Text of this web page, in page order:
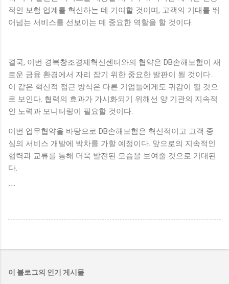
적인 보험 업계를 혁신하는 데 기여할 것이며, 고객의 기대를 뛰
어넘는 서비스를 선보이는 데 중요한 역할을 할 것이다.
결국, 이번 경북창조경제혁신센터와의 협약은 DB손해보험이 새
로운 금융 환경에서 자리 잡기 위한 중요한 발판이 될 것이다.
이 같은 혁신적 접근 방식은 다른 기업들에게도 귀감이 될 것으
로 보인다. 협력의 효과가 가시화되기 위해선 양 기관의 지속적
인 노력과 모니터링이 필요할 것이다.
이번 업무협약을 바탕으로 DB손해보험은 혁신적이고 고객 중
심의 서비스 개발에 박차를 가할 예정이다. 앞으로의 지속적인
협력과 교류를 통해 더욱 발전된 모습을 보여줄 것으로 기대된
다.
```
이 블로그의 인기 게시물